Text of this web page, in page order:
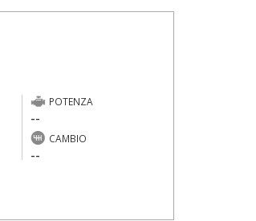
POTENZA
--
CAMBIO
--